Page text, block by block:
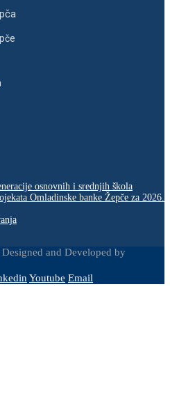
osnovnih i srednjih škola
Omladinske banke Žepče za 2026.
and Developed by
Youtube Email